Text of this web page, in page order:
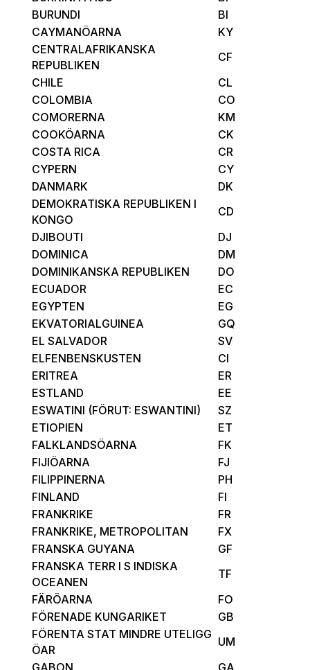
BURUNDI
BI
CAYMANÖARNA
KY
CENTRALAFRIKANSKA
REPUBLIKEN
CF
CHILE
CL
COLOMBIA
CO
COMORERNA
KM
COOKÖARNA
CK
COSTA RICA
CR
CYPERN
CY
DANMARK
DK
DEMOKRATISKA REPUBLIKEN I
KONGO
CD
DJIBOUTI
DJ
DOMINICA
DM
DOMINIKANSKA REPUBLIKEN
DO
ECUADOR
EC
EGYPTEN
EG
EKVATORIALGUINEA
GQ
EL SALVADOR
SV
ELFENBENSKUSTEN
CI
ERITREA
ER
ESTLAND
EE
ESWATINI (FÖRUT: ESWANTINI)
SZ
ETIOPIEN
ET
FALKLANDSÖARNA
FK
FIJIÖARNA
FJ
FILIPPINERNA
PH
FINLAND
FI
FRANKRIKE
FR
FRANKRIKE, METROPOLITAN
FX
FRANSKA GUYANA
GF
FRANSKA TERR I S INDISKA
OCEANEN
TF
FÄRÖARNA
FO
FÖRENADE KUNGARIKET
GB
FÖRENTA STAT MINDRE UTELIGG
ÖAR
UM
GABON
GA